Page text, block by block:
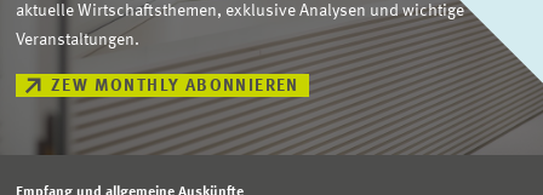
aktuelle Wirtschaftsthemen, exklusive Analysen und wichtige
Veranstaltungen.
ZEW MONTHLY ABONNIEREN